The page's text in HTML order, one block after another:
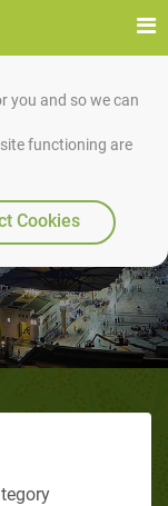
you and so we can
functioning are
Cookies
)